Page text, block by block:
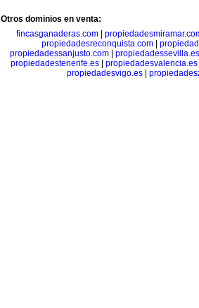
Otros dominios en venta:
fincasganaderas.com
propiedadesreconquista.com
propiedadessanjusto.com| propiedadessevilla.es
propiedadestenerife.es| propiedadesvalencia.es
propiedadesvigo.es|